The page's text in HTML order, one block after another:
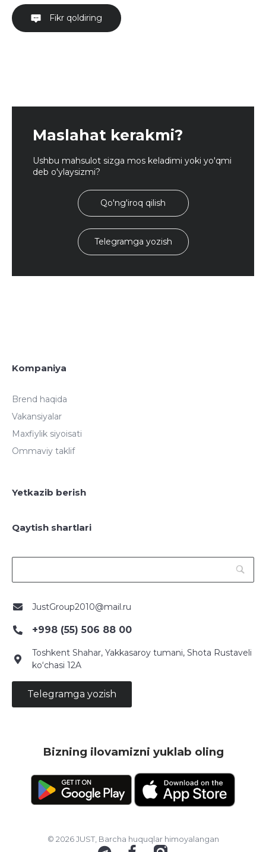
Fikr qoldiring
Maslahat kerakmi?
Ushbu mahsulot sizga mos keladimi yoki yo'qmi
deb o'ylaysizmi?
Qo'ng'iroq qilish
Telegramga yozish
Kompaniya
Brend haqida
Vakansiyalar
Maxfiylik siyoisati
Ommaviy taklif
Yetkazib berish
Qaytish shartlari
JustGroup2010@mail.ru
+998 (55) 506 88 00
Toshkent Shahar, Yakkasaroy tumani, Shota Rustaveli
ko‘chasi 12A
Telegramga yozish
Bizning ilovamizni yuklab oling
© 2026 JUST, Barcha huquqlar himoyalangan